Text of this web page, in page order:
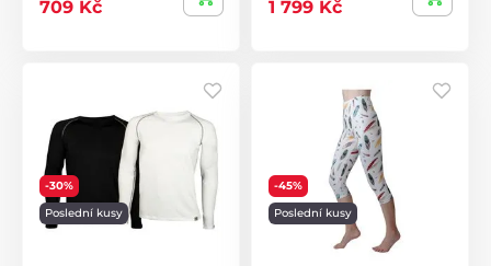
709 Kč 1 799 Kč
-30%
Poslední kusy
-45%
Poslední kusy